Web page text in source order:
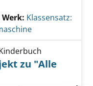
Klassensatz:
zu "Alle